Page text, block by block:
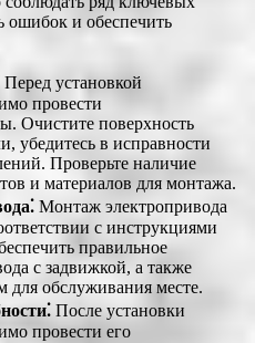
ошибок и обеспечить
Перед установкой
провести
Очистите поверхность
убедитесь в исправности
Проверьте наличие
и материалов для монтажа.
Монтаж электропривода
с инструкциями
правильное
с задвижкой, а также
для обслуживания месте.
После установки
провести его